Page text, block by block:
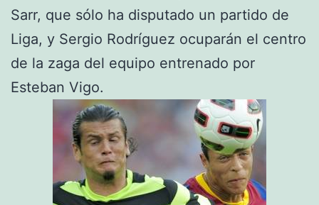
Sarr, que sólo ha disputado un partido de
Liga, y Sergio Rodríguez ocuparán el centro
de la zaga del equipo entrenado por
Esteban Vigo.